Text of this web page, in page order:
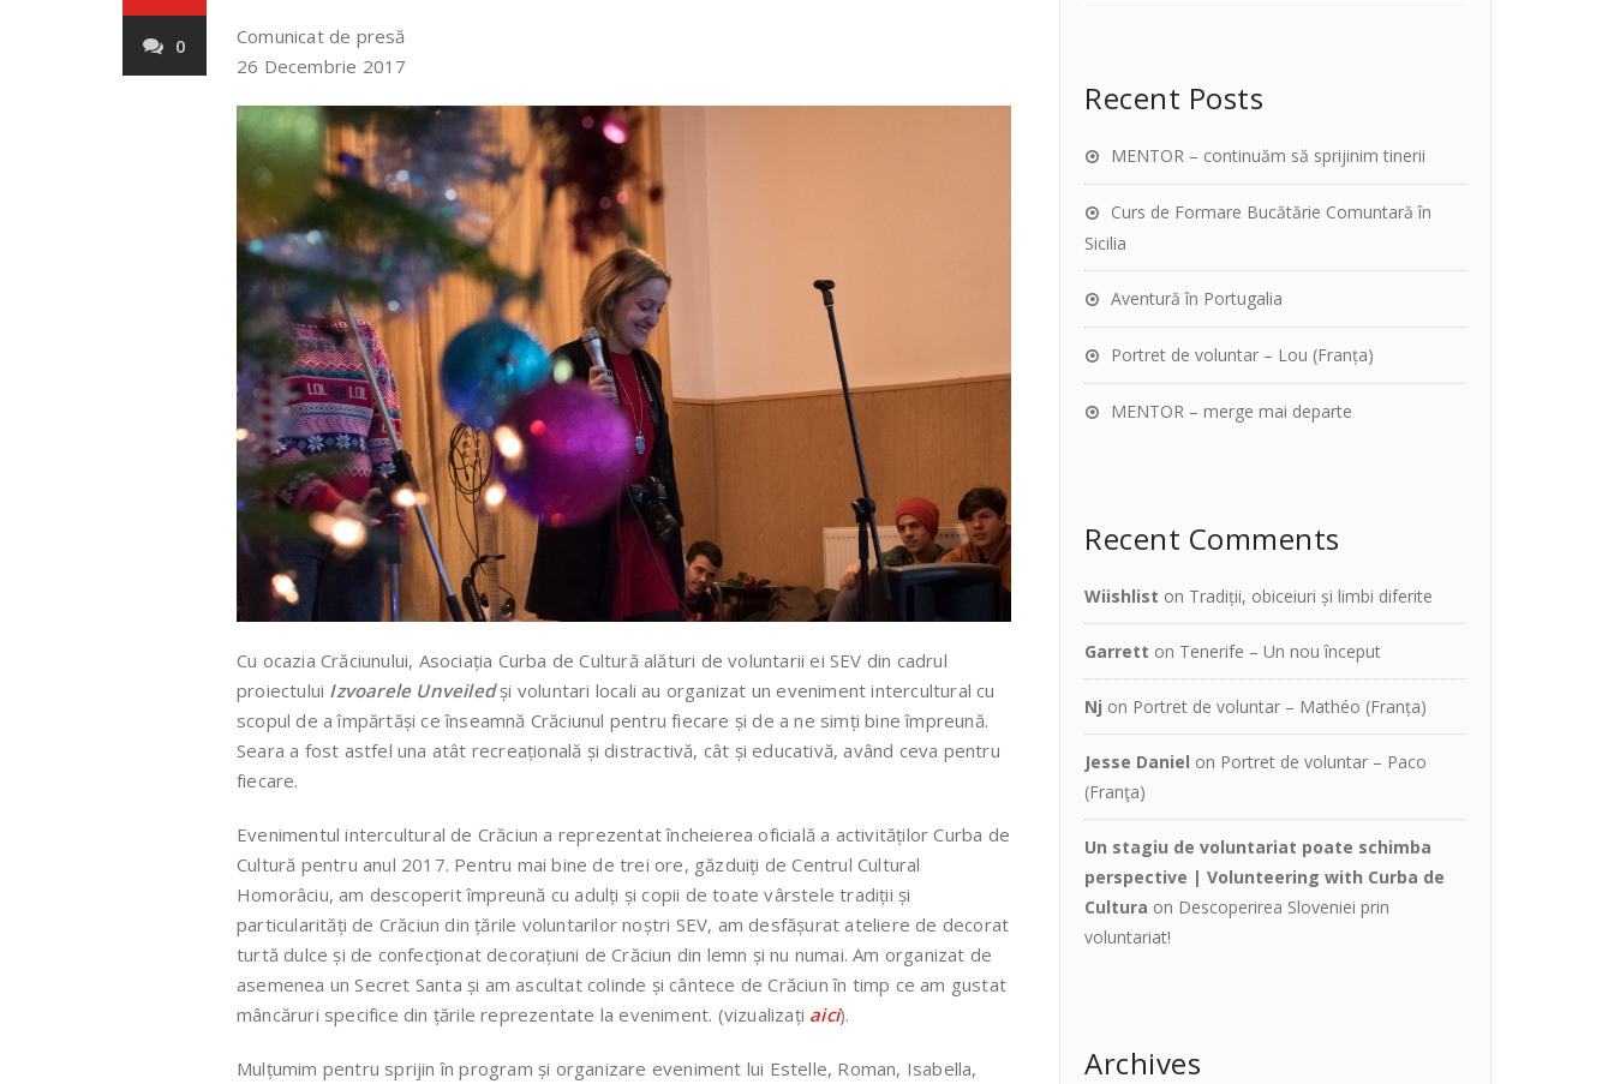
0
Comunicat de presă
26 Decembrie 2017
Cu ocazia Crăciunului, Asociația Curba de Cultură alături de voluntarii ei SEV din cadrul
proiectului Izvoarele Unveiledși voluntari locali au organizat un eveniment intercultural cu
scopul de a împărtăși ce înseamnă Crăciunul pentru fiecare și de a ne simți bine împreună.
Seara a fost astfel una atât recreațională și distractivă, cât și educativă, având ceva pentru
fiecare.
Evenimentul intercultural de Crăciun a reprezentat încheierea oficială a activităților Curba de
Cultură pentru anul 2017. Pentru mai bine de trei ore, găzduiți de Centrul Cultural
Homorâciu, am descoperit împreună cu adulți și copii de toate vârstele tradiții și
particularități de Crăciun din țările voluntarilor noștri SEV, am desfășurat ateliere de decorat
turtă dulce și de confecționat decorațiuni de Crăciun din lemn și nu numai. Am organizat de
asemenea un Secret Santa și am ascultat colinde și cântece de Crăciun în timp ce am gustat
mâncăruri specifice din țările reprezentate la eveniment. (vizualizați aici).
Mulțumim pentru sprijin în program și organizare eveniment lui Estelle, Roman, Isabella,
Recent Posts
MENTOR – continuăm să sprijinim tinerii
Curs de Formare Bucătărie Comuntară în
Sicilia
Aventură în Portugalia
Portret de voluntar – Lou (Franța)
MENTOR – merge mai departe
Recent Comments
Wiishlist on Tradiții, obiceiuri și limbi diferite
Garrett on Tenerife – Un nou început
Nj on Portret de voluntar – Mathéo (Franța)
Jesse Daniel on Portret de voluntar – Paco
(Franţa)
Un stagiu de voluntariat poate schimba
perspective | Volunteering with Curba de
Cultura on Descoperirea Sloveniei prin
voluntariat!
Archives